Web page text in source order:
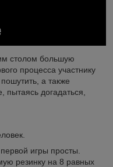
столом большую
процесса участнику
а также
догадаться,
игры просты.
резинку на 8 равных